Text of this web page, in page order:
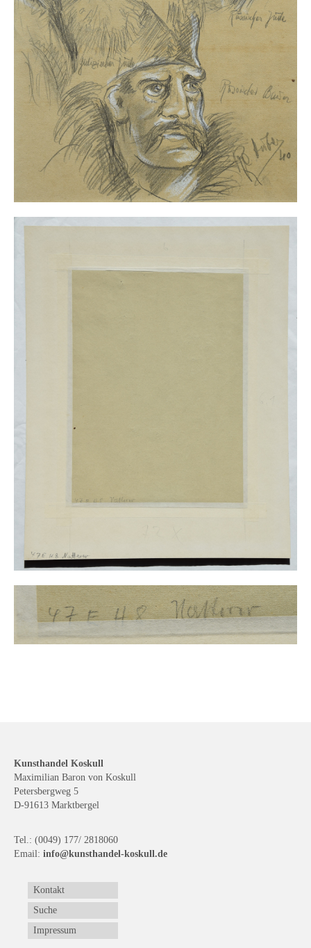
Kunsthandel Koskull
Maximilian Baron von Koskull
Petersbergweg 5
D-91613 Marktbergel
Tel.: (0049) 177/ 2818060
Email: info@kunsthandel-koskull.de
Kontakt
Suche
Impressum